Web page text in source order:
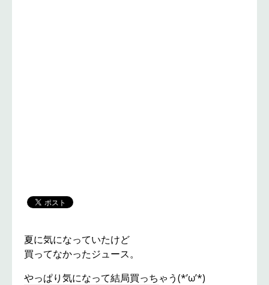
夏に気になっていたけど
買ってなかったジュース。
やっぱり気になって結局買っちゃう(*’ω’*)